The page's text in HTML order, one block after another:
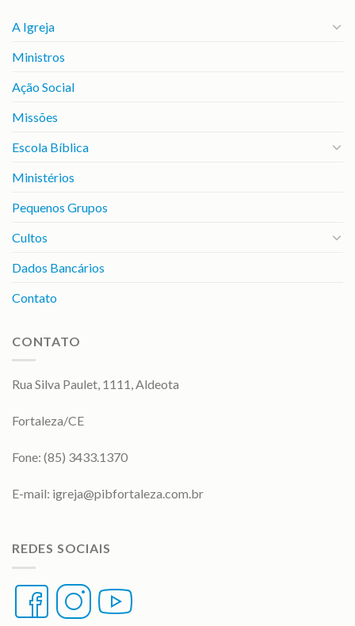
A Igreja
Ministros
Ação Social
Missões
Escola Bíblica
Ministérios
Pequenos Grupos
Cultos
Dados Bancários
Contato
CONTATO
Rua Silva Paulet, 1111, Aldeota
Fortaleza/CE
Fone: (85) 3433.1370
E-mail: igreja@pibfortaleza.com.br
REDES SOCIAIS